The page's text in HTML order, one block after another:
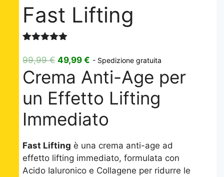
Fast Lifting
5.00su 5
su base
di
recensioni
99,99€ Il
prezzo
originale
era:
49,99 € Il
prezzo
attuale
è:
- Spedizione gratuita
Crema Anti-Age per
un Effetto Lifting
Immediato
Fast Lifting è una crema anti-age ad
effetto lifting immediato, formulata con
Acido Ialuronico e Collagene per ridurre le